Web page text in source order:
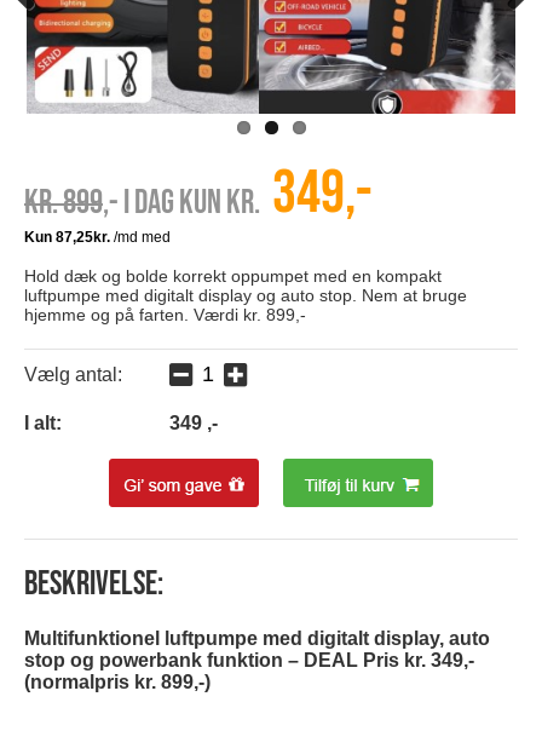
Kr. 899,- I dag kun kr. 349,-
Hold dæk og bolde korrekt oppumpet med en kompakt
luftpumpe med digitalt display og auto stop. Nem at bruge
hjemme og på farten. Værdi kr. 899,-
Vælg antal:
I alt: 349 ,-
Beskrivelse:
Multifunktionel luftpumpe med digitalt display, auto
stop og powerbank funktion – DEAL Pris kr. 349,-
(normalpris kr. 899,-)